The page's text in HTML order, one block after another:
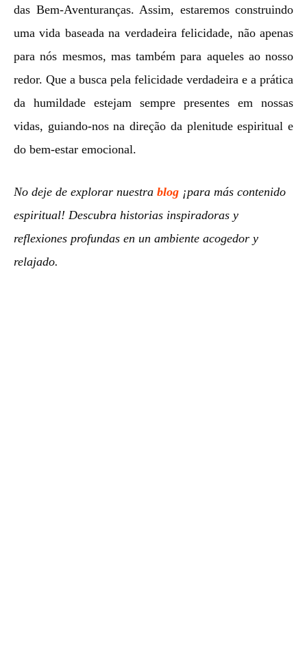
das Bem-Aventuranças. Assim, estaremos construindo
uma vida baseada na verdadeira felicidade, não apenas
para nós mesmos, mas também para aqueles ao nosso
redor. Que a busca pela felicidade verdadeira e a prática
da humildade estejam sempre presentes em nossas
vidas, guiando-nos na direção da plenitude espiritual e
do bem-estar emocional.
No deje de explorar nuestra blog ¡para más contenido
espiritual! Descubra historias inspiradoras y
reflexiones profundas en un ambiente acogedor y
relajado.